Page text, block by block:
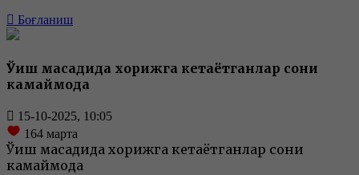
Боғланиш
Ўқиш мақсадида хорижга кетаётганлар сони
камаймоқда
15-10-2025, 10:05
164 марта
Ўқиш мақсадида хорижга кетаётганлар сони
камаймоқда